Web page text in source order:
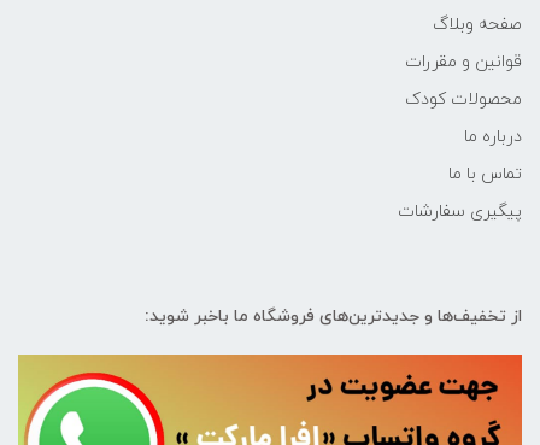
صفحه وبلاگ
قوانین و مقررات
محصولات کودک
درباره ما
تماس با ما
پیگیری سفارشات
از تخفیف‌ها و جدیدترین‌های فروشگاه ما باخبر شوید: